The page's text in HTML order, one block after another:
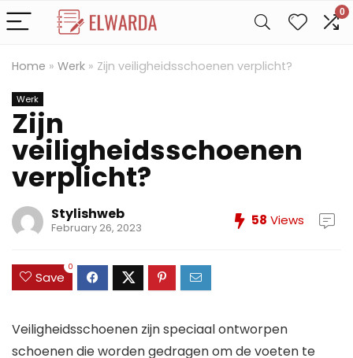
0
Home » Werk » Zijn veiligheidsschoenen verplicht?
Werk
Zijn
veiligheidsschoenen
verplicht?
Stylishweb
February 26, 2023 58 Views
Save
0
Veiligheidsschoenen zijn speciaal ontworpen
schoenen die worden gedragen om de voeten te